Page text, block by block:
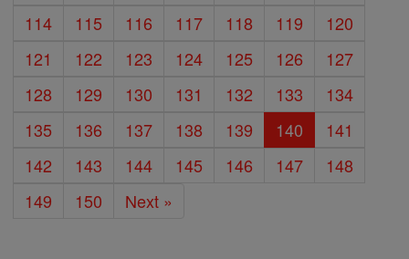
114
115 116 117 118 119
120
121
122 123 124 125 126
127
128
129 130 131 132 133
134
135
136 137 138 139 140
141
142
143 144 145 146 147
148
149
150 Next »